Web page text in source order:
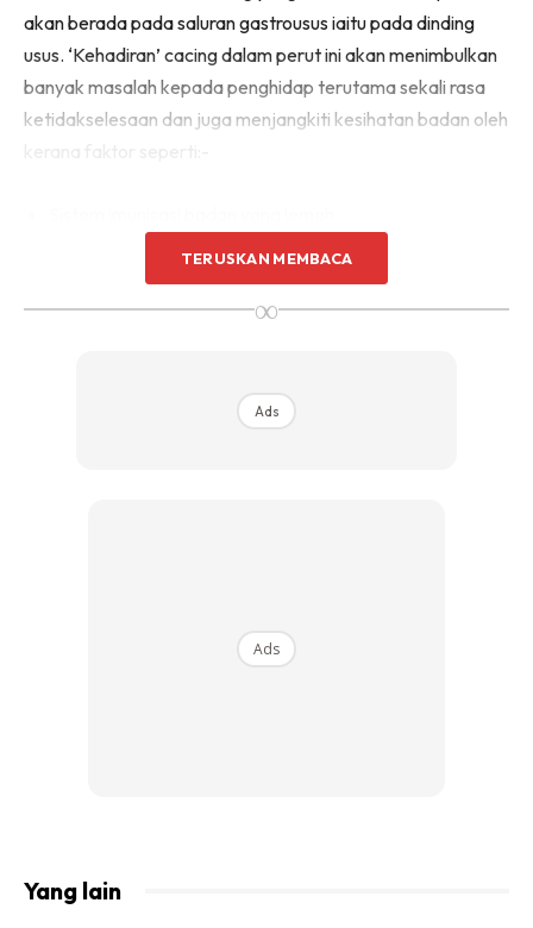
akan berada pada saluran gastrousus iaitu pada dinding
usus. ‘Kehadiran’ cacing dalam perut ini akan menimbulkan
banyak masalah kepada penghidap terutama sekali rasa
ketidakselesaan dan juga menjangkiti kesihatan badan oleh
Makan daging yang masih mentah
Kurang menjaga kebersihan diri
Jangkitang cacing dalam perut ini juga bahaya buat tubuh
badan menjadi lemah, mual-mual, sakit perut, cirit-birit dan
TERUSKAN MEMBACA
∞
Ads
Ads
Yang lain